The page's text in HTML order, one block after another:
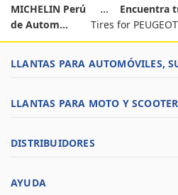
MICHELIN Perú
Encuentra
de Autom...
Tires for
LLANTAS PARA AUTOMÓVILES,
LLANTAS PARA MOTO Y SCOOTER
DISTRIBUIDORES
AYUDA